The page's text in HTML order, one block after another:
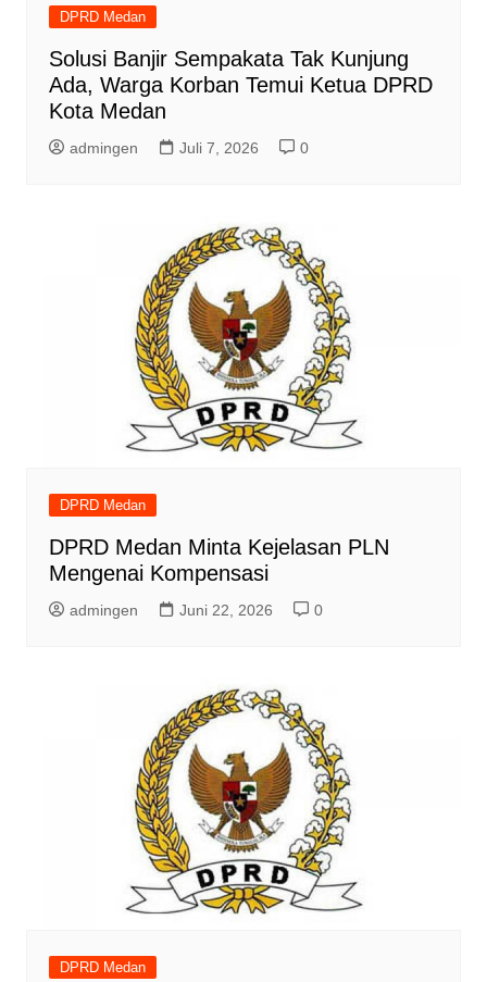
DPRD Medan
Solusi Banjir Sempakata Tak Kunjung
Ada, Warga Korban Temui Ketua DPRD
Kota Medan
admingen Juli 7, 2026 0
DPRD Medan
DPRD Medan Minta Kejelasan PLN
Mengenai Kompensasi
admingen Juni 22, 2026 0
DPRD Medan